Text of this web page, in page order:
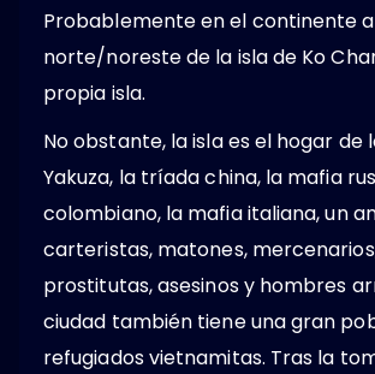
Probablemente en el continente
norte/noreste de la isla de Ko
propia isla.
No obstante, la isla es el hogar de
Yakuza, la tríada china, la mafia
colombiano, la mafia italiana, un
carteristas, matones,
prostitutas, asesinos y hombres
ciudad también tiene una gran
refugiados vietnamitas. Tras la